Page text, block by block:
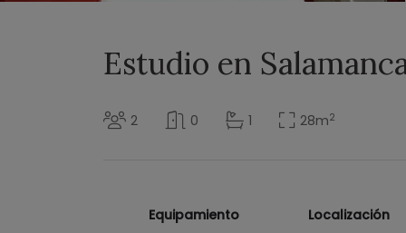
Estudio en
2 0 1 28m2
Equipamiento Localización